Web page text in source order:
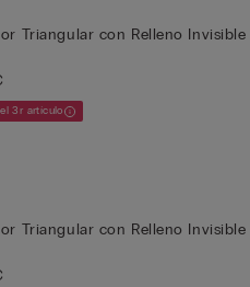
Triangular con Relleno Invisible
3r artículo
Triangular con Relleno Invisible